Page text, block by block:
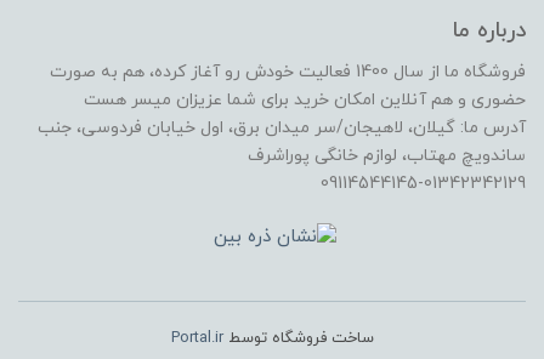
درباره ما
فروشگاه ما از سال 1400 فعالیت خودش رو آغاز کرده، هم به صورت
حضوری و هم آنلاین امکان خرید برای شما عزیزان میسر هست
آدرس ما: گیلان، لاهیجان/سر میدان برق، اول خیابان فردوسی، جنب
ساندویچ مهتاب، لوازم خانگی پوراشرف
09114544145-01342342129
ساخت فروشگاه توسطPortal.ir